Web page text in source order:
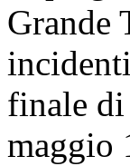
Grande
finale
maggio